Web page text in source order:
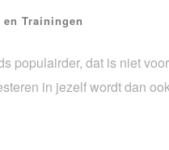
Trainingen
populairder, dat is niet
in jezelf wordt dan